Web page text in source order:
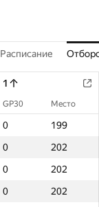
Расписание
1
GP30 Место
0
199
0
202
0
202
0
202
1
GP30 Место
0
199
0
202
0
202
0
202